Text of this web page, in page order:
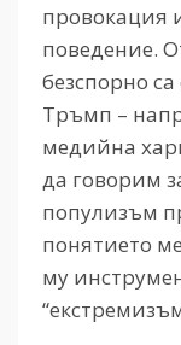
провокация
поведение.
безспорно
Тръмп –
медийна
да говорим
популизъм
понятието
му